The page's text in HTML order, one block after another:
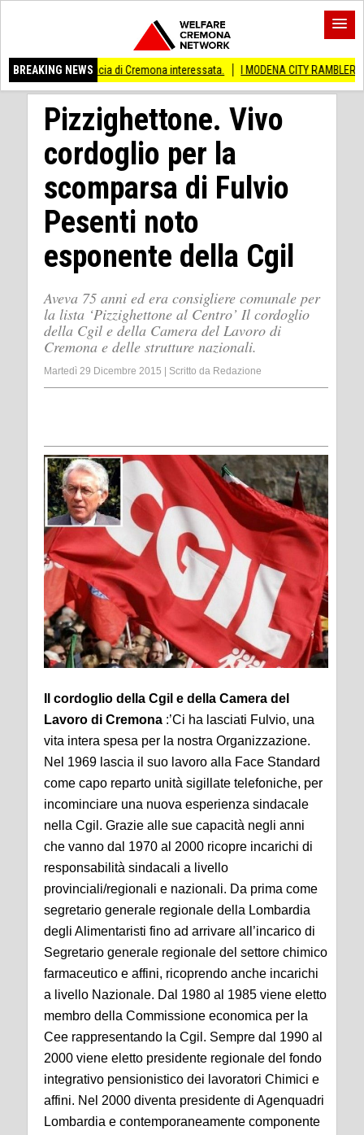
BREAKING NEWS
provincia di Cremona interessata. I MODENA CITY RAMBLERS
Pizzighettone. Vivo
cordoglio per la
scomparsa di Fulvio
Pesenti noto
esponente della Cgil
Aveva 75 anni ed era consigliere comunale per
la lista ‘Pizzighettone al Centro’ Il cordoglio
della Cgil e della Camera del Lavoro di
Cremona e delle strutture nazionali.
Martedì 29 Dicembre 2015 Scritto da Redazione
Il cordoglio della Cgil e della Camera del
Lavoro di Cremona :’Ci ha lasciati Fulvio, una
vita intera spesa per la nostra Organizzazione.
Nel 1969 lascia il suo lavoro alla Face Standard
come capo reparto unità sigillate telefoniche, per
incominciare una nuova esperienza sindacale
nella Cgil. Grazie alle sue capacità negli anni
che vanno dal 1970 al 2000 ricopre incarichi di
responsabilità sindacali a livello
provinciali/regionali e nazionali. Da prima come
segretario generale regionale della Lombardia
degli Alimentaristi fino ad arrivare all’incarico di
Segretario generale regionale del settore chimico
farmaceutico e affini, ricoprendo anche incarichi
a livello Nazionale. Dal 1980 al 1985 viene eletto
membro della Commissione economica per la
Cee rappresentando la Cgil. Sempre dal 1990 al
2000 viene eletto presidente regionale del fondo
integrativo pensionistico dei lavoratori Chimici e
affini. Nel 2000 diventa presidente di Agenquadri
Lombardia e contemporaneamente componente